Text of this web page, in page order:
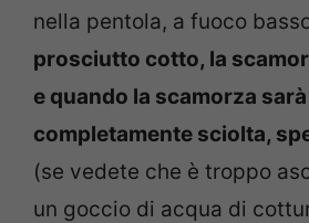
nella pentola, a fuoco
prosciutto cotto, la
e quando la scamorza sarà
completamente sciolta,
(se vedete che è troppo
un goccio di acqua di